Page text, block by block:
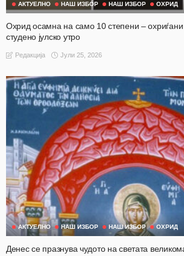
АКТУЕЛНО НАШ ИЗБОР НАШ ИЗБОР ОХРИД
Охрид осамна на само 10 степени – охриѓани
студено јулско утро
Редакција Јули 25, 2026
АКТУЕЛНО НАШ ИЗБОР НАШ ИЗБОР ОХРИД
Денес се празнува чудото на светата